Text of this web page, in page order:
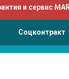
и сервис
Соцконтракт